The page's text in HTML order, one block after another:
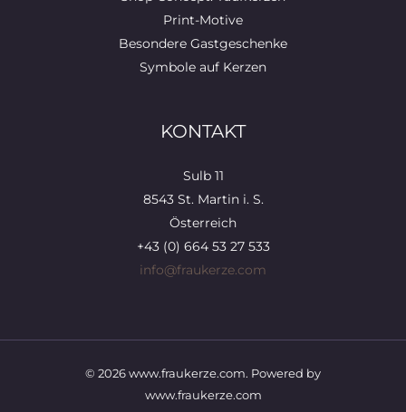
Print-Motive
Besondere Gastgeschenke
Symbole auf Kerzen
KONTAKT
Sulb 11
8543 St. Martin i. S.
Österreich
+43 (0) 664 53 27 533
info@fraukerze.com
© 2026 www.fraukerze.com. Powered by
www.fraukerze.com